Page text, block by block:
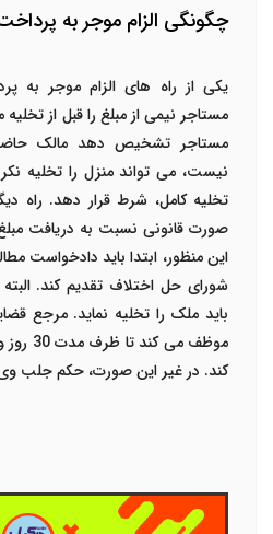
چگونگی الزام موجر به
یکی از راه های الزام موجر به
مستاجر نیمی از مبلغ را قبل از
مستاجر تشخیص دهد مالک
نیست، می تواند منزل را تخلیه
تخلیه کامل، شرط قرار دهد. راه
صورت قانونی نسبت به دریافت
این منظور، ابتدا باید دادخواست
شورای حل اختلاف تقدیم کند. البته
باید ملک را تخلیه نماید. مرجع
موظف
کند. در غیر این صورت، حکم جلب